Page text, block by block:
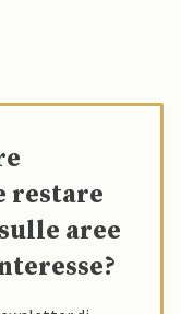
restare
aree